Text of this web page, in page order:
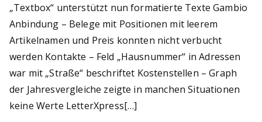
„Textbox“ unterstützt nun formatierte Texte Gambio
Anbindung – Belege mit Positionen mit leerem
Artikelnamen und Preis konnten nicht verbucht
werden Kontakte – Feld „Hausnummer“ in Adressen
war mit „Straße“ beschriftet Kostenstellen – Graph
der Jahresvergleiche zeigte in manchen Situationen
keine Werte LetterXpress[…]